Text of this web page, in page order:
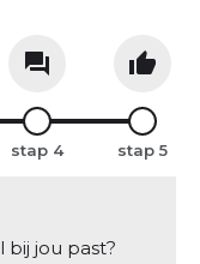
stap stap
bij jou past?